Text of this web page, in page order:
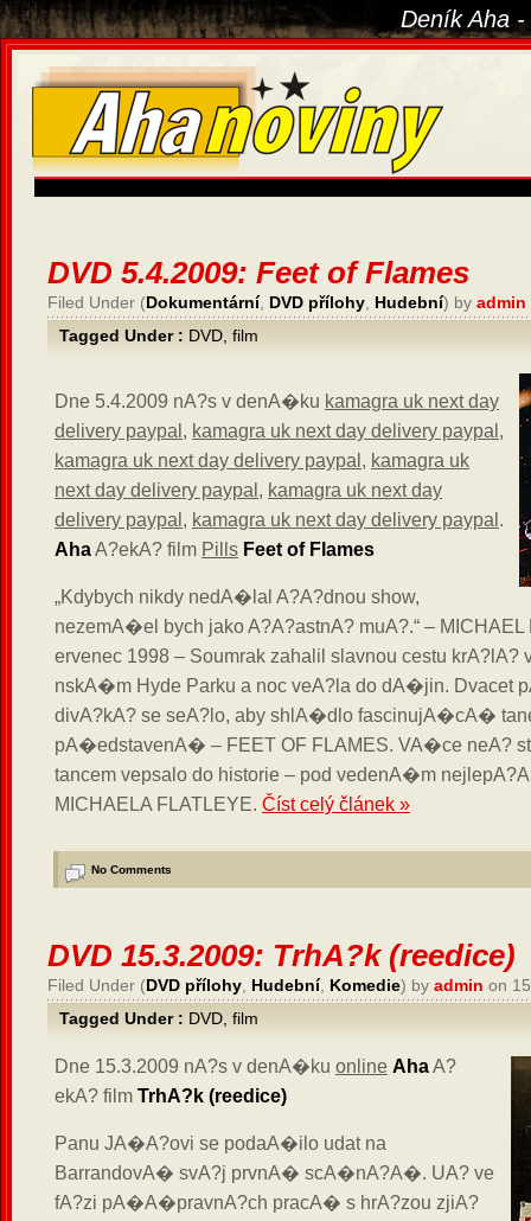
Deník Aha
DVD 5.4.2009: Feet of Flames
Filed Under (Dokumentární, DVD přílohy Hudební) by admin
Tagged Under : DVD film
Dne 5.4.2009 nA?s v denA�ku kamagra uk next day
delivery paypal , kamagra uk next day delivery paypal ,
kamagra uk next day delivery paypal , kamagra uk
next day delivery paypal , kamagra uk next day
delivery paypal , kamagra uk next day delivery paypal .
AhaA?ekA? film Pills Feet of Flames
„Kdybych nikdy nedA�lal A?A?dnou show,
nezemA�el bych jako A?A?astnA? muA?.“ – MICHAEL
ervenec 1998 – Soumrak zahalil slavnou cestu krA?lA?
nskA�m Hyde Parku a noc veA?la do dA�jin. Dvacet
divA?kA? se seA?lo, aby shlA�dlo fascinujA�cA�
pA�edstavenA� – FEET OF FLAMES. VA�ce neA?
tancem vepsalo do historie – pod vedenA�m
MICHAELA FLATLEYE. Číst celý článek »
No Comments
DVD 15.3.2009: TrhA?k (reedice)
Filed Under (DVD přílohy Hudební, Komedie) by admin on
Tagged Under : DVD film
Dne 15.3.2009 nA?s v denA�ku online AhaA?
ekA? film TrhA?k (reedice)
Panu JA�A?ovi se podaA�ilo udat na
BarrandovA� svA?j prvnA� scA�nA?A�. UA? ve
fA?zi pA�A�pravnA?ch pracA� s hrA?zou zjiA?